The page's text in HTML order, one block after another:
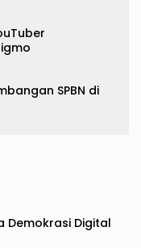
SPBN di
Demokrasi Digital